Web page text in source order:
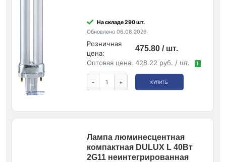
На складе 290 шт.
Обновлено 06.08.2026
Розничная
цена:
475.80 / шт.
Оптовая цена: 428.22 руб. / шт. !
- + КУПИТЬ
Лампа люминесцентная
компактная DULUX L 40Вт
2G11 неинтегрированная